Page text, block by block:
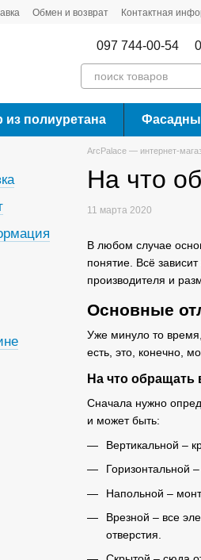
Обмен и возврат Контактная
097 744-00-54
из полиуретана
ArcPalace — интернет-
На что
11 марта 2020
В любом случае
понятие. Всё
производителя и
Основные
Уже минуло то
есть, это, конечно,
На что
Сначала нужно
и может быть:
Вертикальной –
Горизонтальной
Напольной –
Врезной – все
отверстия.